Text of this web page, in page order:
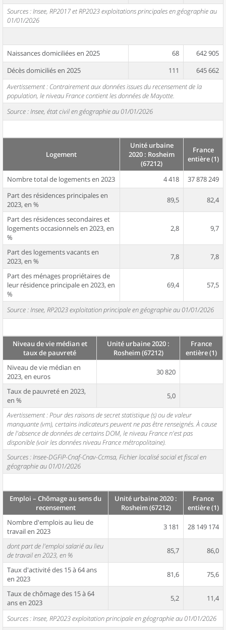
Sources : Insee, RP2017 et RP2023 exploitations principales en géographie au
01/01/2026
Naissances domiciliées en 2025 68
642 905
Décès domiciliés en 2025
111
645 662
Avertissement : Contrairement aux données issues du recensement de la
population, le niveau France contient les données de Mayotte.
Source : Insee, état civil en géographie au 01/01/2026
Logement
Unité urbaine
2020 : Rosheim
(67212)
France
entière (1)
Nombre total de logements en 2023 4 418
37 878 249
Part des résidences principales en
2023, en %
89,5 82,4
Part des résidences secondaires et
logements occasionnels en 2023, en
%
2,8 9,7
Part des logements vacants en
2023, en %
7,8 7,8
Part des ménages propriétaires de
leur résidence principale en 2023, en
%
69,4 57,5
Source : Insee, RP2023 exploitation principale en géographie au 01/01/2026
Niveau de vie médian et
taux de pauvreté
Unité urbaine 2020 :
Rosheim (67212)
France
entière (1)
Niveau de vie médian en
2023, en euros
30 820
Taux de pauvreté en 2023,
en %
5,0
Avertissement : Pour des raisons de secret statistique (s) ou de valeur
manquante (vm), certains indicateurs peuvent ne pas être renseignés. À cause
de l'absence de données de certains DOM, le niveau France n'est pas
disponible (voir les données niveau France métropolitaine).
Sources : Insee-DGFiP-Cnaf-Cnav-Ccmsa, Fichier localisé social et fiscal en
géographie au 01/01/2026
Emploi – Chômage au sens du
recensement
Unité urbaine 2020 :
Rosheim (67212)
France
entière (1)
Nombre d'emplois au lieu de
travail en 2023
3 181 28 149 174
dont part de l'emploi salarié au lieu
de travail en 2023, en %
85,7 86,0
Taux d'activité des 15 à 64 ans
en 2023
81,6 75,6
Taux de chômage des 15 à 64
ans en 2023
5,2 11,4
Sources : Insee, RP2023 exploitation principale en géographie au 01/01/2026